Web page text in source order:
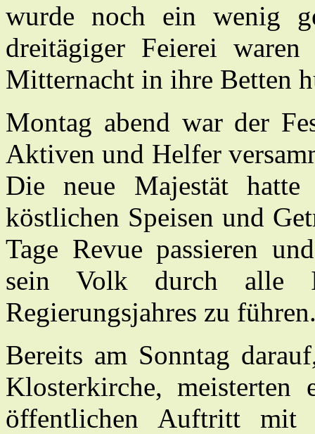
wurde noch ein wenig
dreitägiger Feierei
Mitternacht in ihre Betten
Montag abend war der
Aktiven und Helfer
Die neue Majestät
köstlichen Speisen und
Tage Revue passieren
sein Volk durch alle
Regierungsjahres zu
Bereits am Sonntag
Klosterkirche,
öffentlichen Auftritt mit